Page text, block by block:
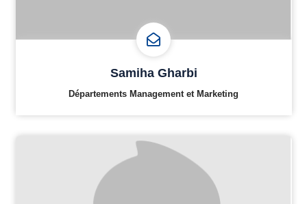
Samiha Gharbi
Départements Management et Marketing